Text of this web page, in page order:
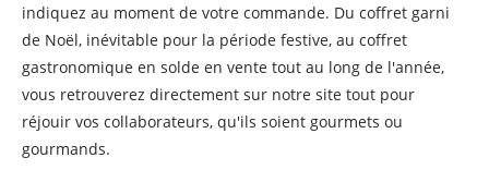
indiquez au moment de votre commande. Du coffret garni
de Noël, inévitable pour la période festive, au coffret
gastronomique en solde en vente tout au long de l'année,
vous retrouverez directement sur notre site tout pour
réjouir vos collaborateurs, qu'ils soient gourmets ou
gourmands.